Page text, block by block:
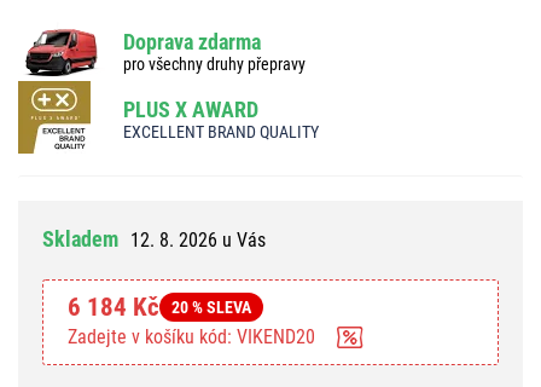
Doprava zdarma
pro všechny druhy přepravy
PLUS X AWARD
EXCELLENT BRAND QUALITY
Skladem 12. 8. 2026 u Vás
6 184 Kč 20 % SLEVA
Zadejte v košíku kód: VIKEND20